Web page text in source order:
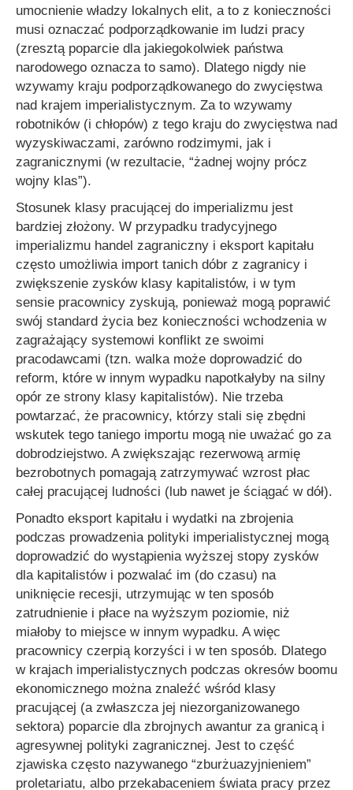
umocnienie władzy lokalnych elit, a to z konieczności
musi oznaczać podporządkowanie im ludzi pracy
(zresztą poparcie dla jakiegokolwiek państwa
narodowego oznacza to samo). Dlatego nigdy nie
wzywamy kraju podporządkowanego do zwycięstwa
nad krajem imperialistycznym. Za to wzywamy
robotników (i chłopów) z tego kraju do zwycięstwa nad
wyzyskiwaczami, zarówno rodzimymi, jak i
zagranicznymi (w rezultacie, “żadnej wojny prócz
wojny klas”).
Stosunek klasy pracującej do imperializmu jest
bardziej złożony. W przypadku tradycyjnego
imperializmu handel zagraniczny i eksport kapitału
często umożliwia import tanich dóbr z zagranicy i
zwiększenie zysków klasy kapitalistów, i w tym
sensie pracownicy zyskują, ponieważ mogą poprawić
swój standard życia bez konieczności wchodzenia w
zagrażający systemowi konflikt ze swoimi
pracodawcami (tzn. walka może doprowadzić do
reform, które w innym wypadku napotkałyby na silny
opór ze strony klasy kapitalistów). Nie trzeba
powtarzać, że pracownicy, którzy stali się zbędni
wskutek tego taniego importu mogą nie uważać go za
dobrodziejstwo. A zwiększając rezerwową armię
bezrobotnych pomagają zatrzymywać wzrost płac
całej pracującej ludności (lub nawet je ściągać w dół).
Ponadto eksport kapitału i wydatki na zbrojenia
podczas prowadzenia polityki imperialistycznej mogą
doprowadzić do wystąpienia wyższej stopy zysków
dla kapitalistów i pozwalać im (do czasu) na
uniknięcie recesji, utrzymując w ten sposób
zatrudnienie i płace na wyższym poziomie, niż
miałoby to miejsce w innym wypadku. A więc
pracownicy czerpią korzyści i w ten sposób. Dlatego
w krajach imperialistycznych podczas okresów boomu
ekonomicznego można znaleźć wśród klasy
pracującej (a zwłaszcza jej niezorganizowanego
sektora) poparcie dla zbrojnych awantur za granicą i
agresywnej polityki zagranicznej. Jest to część
zjawiska często nazywanego “zburżuazyjnieniem”
proletariatu, albo przekabaceniem świata pracy przez